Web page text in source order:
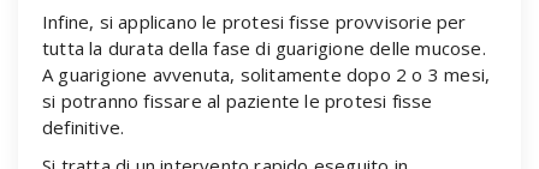
Infine, si applicano le protesi fisse provvisorie per
tutta la durata della fase di guarigione delle mucose.
A guarigione avvenuta, solitamente dopo 2 o 3 mesi,
si potranno fissare al paziente le protesi fisse
definitive.